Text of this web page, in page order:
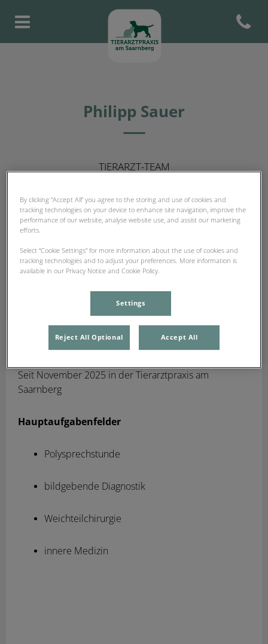
Homepage Tierarztpraxis am
Open
Philipp Sauer
TIERARZT-TEAM
Philipp Sauer
Seit November 2025 in der Tierarztpraxis am
Saarnberg
Hauptaufgabenfelder
Polysprechstunde
bildgebende Diagnostik
Weichteilchirurgie
innere Medizin
By clicking “Accept All” you agree to the storing and use of cookies and
tracking technologies on your device to enhance site navigation, improve the
performance of our website, analyse website use, and assist our marketing
efforts.
Select “Cookie Settings” for more information about the use of cookies and
tracking technologies and to adjust your preferences. More information is
available in our Privacy Notice and Cookie Policy.
Settings
Reject All Optional Accept All